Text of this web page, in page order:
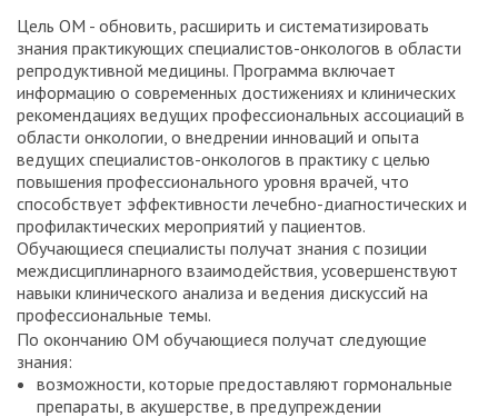
Цель ОМ - обновить, расширить и систематизировать
знания практикующих специалистов-онкологов в области
репродуктивной медицины. Программа включает
информацию о современных достижениях и клинических
рекомендациях ведущих профессиональных ассоциаций в
области онкологии, о внедрении инноваций и опыта
ведущих специалистов-онкологов в практику с целью
повышения профессионального уровня врачей, что
способствует эффективности лечебно-диагностических и
профилактических мероприятий у пациентов.
Обучающиеся специалисты получат знания с позиции
междисциплинарного взаимодействия, усовершенствуют
навыки клинического анализа и ведения дискуссий на
профессиональные темы.
По окончанию ОМ обучающиеся получат следующие
знания:
возможности, которые предоставляют гормональные
препараты, в акушерстве, в предупреждении